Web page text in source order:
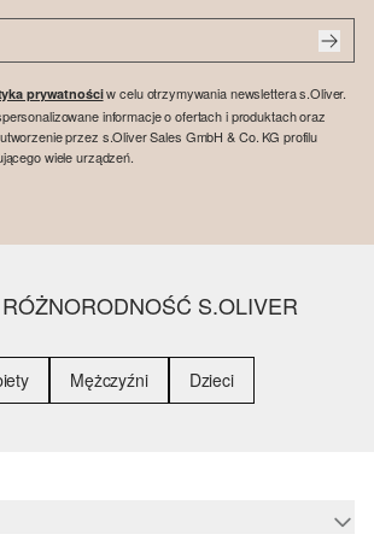
prywatnościw celu otrzymywania newslettera s.Oliver.
informacje o ofertach i produktach oraz
przez s.Oliver Sales GmbH & Co. KG profilu
wiele urządzeń.
S.OLIVER
Mężczyźni Dzieci